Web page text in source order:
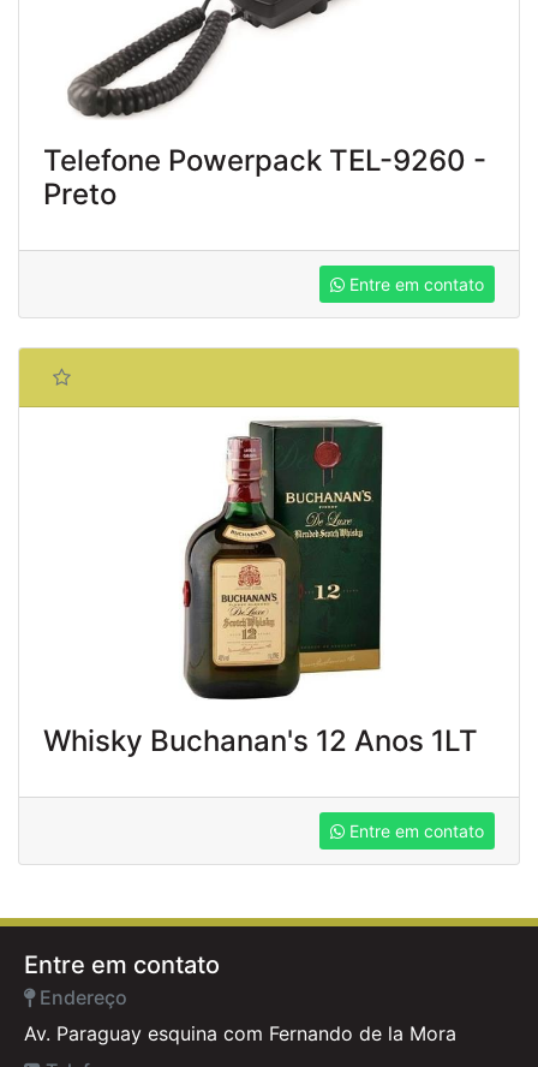
Telefone Powerpack TEL-9260 -
Preto
Entre em contato
Whisky Buchanan's 12 Anos 1LT
Entre em contato
Entre em contato
Endereço
Av. Paraguay esquina com Fernando de la Mora